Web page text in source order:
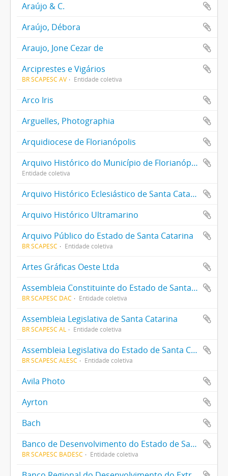
Araújo & C.
Araújo, Débora
Araujo, Jone Cezar de
Arciprestes e Vigários
BR SCAPESC AV Entidade coletiva
Arco Iris
Arguelles, Photographia
Arquidiocese de Florianópolis
Arquivo Histórico do Município de Florianópolis
Entidade coletiva
Arquivo Histórico Eclesiástico de Santa Catarina
Arquivo Histórico Ultramarino
Arquivo Público do Estado de Santa Catarina
BR SCAPESC Entidade coletiva
Artes Gráficas Oeste Ltda
Assembleia Constituinte do Estado de Santa Catarina
BR SCAPESC DAC Entidade coletiva
Assembleia Legislativa de Santa Catarina
BR SCAPESC AL Entidade coletiva
Assembleia Legislativa do Estado de Santa Catarina
BR SCAPESC ALESC Entidade coletiva
Avila Photo
Ayrton
Bach
Banco de Desenvolvimento do Estado de Santa Catarina
BR SCAPESC BADESC Entidade coletiva